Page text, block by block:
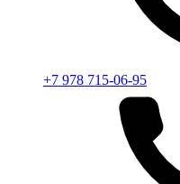
+7 978 715-06-95